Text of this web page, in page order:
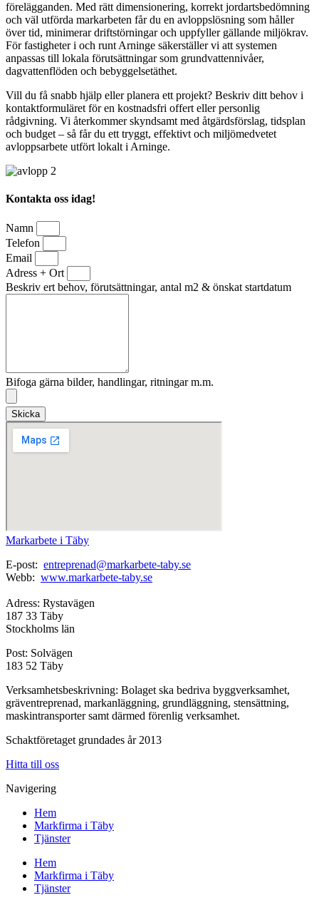
förelägganden. Med rätt dimensionering, korrekt jordartsbedömning
och väl utförda markarbeten får du en avloppslösning som håller
över tid, minimerar driftstörningar och uppfyller gällande miljökrav.
För fastigheter i och runt Arninge säkerställer vi att systemen
anpassas till lokala förutsättningar som grundvattennivåer,
dagvattenflöden och bebyggelsetäthet.
Vill du få snabb hjälp eller planera ett projekt? Beskriv ditt behov i
kontaktformuläret för en kostnadsfri offert eller personlig
rådgivning. Vi återkommer skyndsamt med åtgärdsförslag, tidsplan
och budget – så får du ett tryggt, effektivt och miljömedvetet
avloppsarbete utfört lokalt i Arninge.
Kontakta oss idag!
Namn
Telefon
Email
Adress + Ort
Beskriv ert behov, förutsättningar, antal m2 & önskat startdatum
Bifoga gärna bilder, handlingar, ritningar m.m.
Skicka
Markarbete i Täby
E-post: entreprenad@markarbete-taby.se
Webb: www.markarbete-taby.se
Adress: Rystavägen
187 33 Täby
Stockholms län
Post: Solvägen
183 52 Täby
Verksamhetsbeskrivning: Bolaget ska bedriva byggverksamhet,
gräventreprenad, markanläggning, grundläggning, stensättning,
maskintransporter samt därmed förenlig verksamhet.
Schaktföretaget grundades år 2013
Hitta till oss
Navigering
Hem
Markfirma i Täby
Tjänster
Hem
Markfirma i Täby
Tjänster